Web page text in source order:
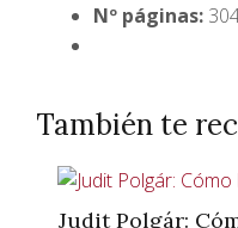
Nº páginas:
También te
Judit Polgár: